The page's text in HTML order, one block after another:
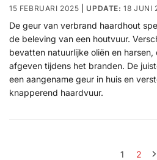
15 FEBRUARI 2025 18 JUNI
De geur van verbrand haardhout
de beleving van een houtvuur.
bevatten natuurlijke oliën en
afgeven tijdens het branden. De
een aangename geur in huis en
knapperend haardvuur.
1 2